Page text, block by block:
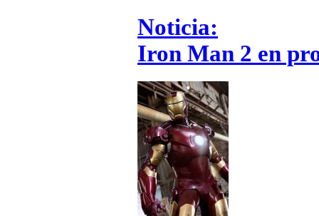
Noticia:
Iron Man 2 en